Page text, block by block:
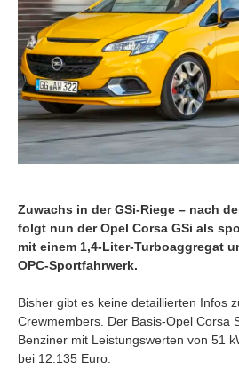
Zuwachs in der GSi-Riege – nach
folgt nun der Opel Corsa GSi als
mit einem 1,4-Liter-Turboaggregat
OPC-Sportfahrwerk.
Bisher gibt es keine detaillierten Infos
Crewmembers. Der Basis-Opel Corsa
Benziner mit Leistungswerten von 51
bei 12.135 Euro.